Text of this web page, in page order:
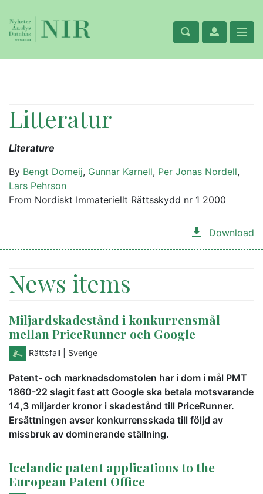
Litteratur
Literature
By Bengt Domeij, Gunnar Karnell, Per Jonas Nordell,
Lars Pehrson
From Nordiskt Immateriellt Rättsskydd nr 1 2000
Download
News items
Miljardskadestånd i konkurrensmål
mellan PriceRunner och Google
Rättsfall | Sverige
Patent- och marknadsdomstolen har i dom i mål PMT
1860-22 slagit fast att Google ska betala motsvarande
14,3 miljarder kronor i skadestånd till PriceRunner.
Ersättningen avser konkurrensskada till följd av
missbruk av dominerande ställning.
Icelandic patent applications to the
European Patent Office